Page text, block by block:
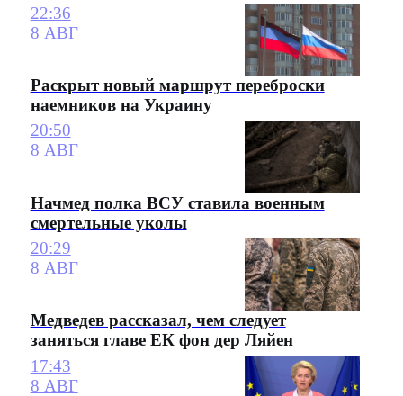
22:36
8 АВГ
Раскрыт новый маршрут переброски
наемников на Украину
20:50
8 АВГ
Начмед полка ВСУ ставила военным
смертельные уколы
20:29
8 АВГ
Медведев рассказал, чем следует
заняться главе ЕК фон дер Ляйен
17:43
8 АВГ